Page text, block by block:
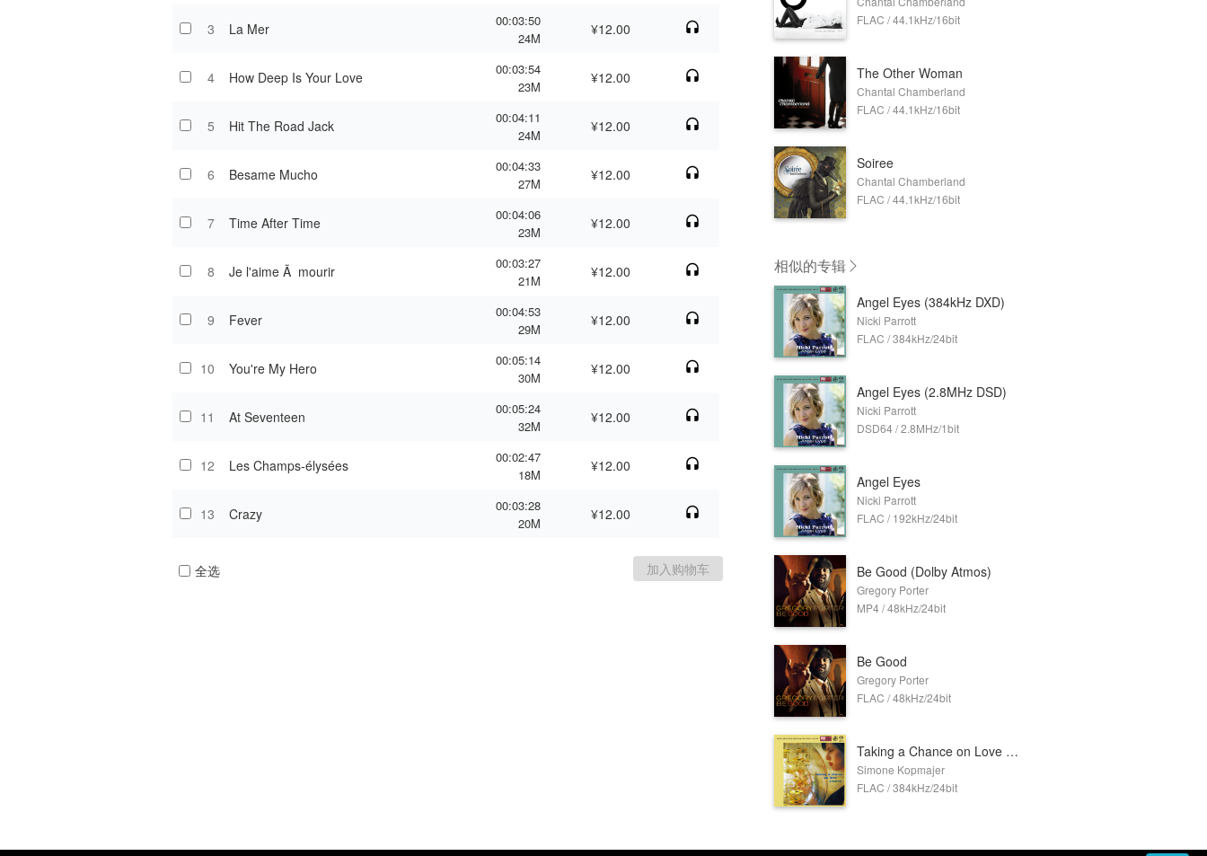
3 La Mer
00:03:50
24M
¥12.00
4 How Deep Is Your Love
00:03:54
23M
¥12.00
5 Hit The Road Jack
00:04:11
24M
¥12.00
6 Besame Mucho
00:04:33
27M
¥12.00
7 Time After Time
00:04:06
23M
¥12.00
8 Je l'aime Ã mourir
00:03:27
21M
¥12.00
9 Fever
00:04:53
29M
¥12.00
10 You're My Hero
00:05:14
30M
¥12.00
11 At Seventeen
00:05:24
32M
¥12.00
12 Les Champs-élysées
00:02:47
18M
¥12.00
13 Crazy
00:03:28
20M
¥12.00
全选
FLAC / 44.1kHz/16bit
The Other Woman
Chantal Chamberland
FLAC / 44.1kHz/16bit
Soiree
Chantal Chamberland
FLAC / 44.1kHz/16bit
相似的专辑
Angel Eyes (384kHz DXD)
Nicki Parrott
FLAC / 384kHz/24bit
Angel Eyes (2.8MHz DSD)
Nicki Parrott
DSD64 / 2.8MHz/1bit
Angel Eyes
Nicki Parrott
FLAC / 192kHz/24bit
Be Good (Dolby Atmos)
Gregory Porter
MP4 / 48kHz/24bit
Be Good
Gregory Porter
FLAC / 48kHz/24bit
Taking a Chance on Love (384kHz DXD)
Simone Kopmajer
FLAC / 384kHz/24bit